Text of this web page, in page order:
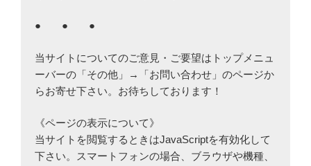
● ● ●
当サイトについてのご意見・ご要望はトップメニュ
ーバーの「その他」→「お問い合わせ」のページか
らお寄せ下さい。お待ちしております！
《ページの表示について》
当サイトを閲覧するときはJavaScriptを有効化して
下さい。スマートフォンの場合、ブラウザや機種、